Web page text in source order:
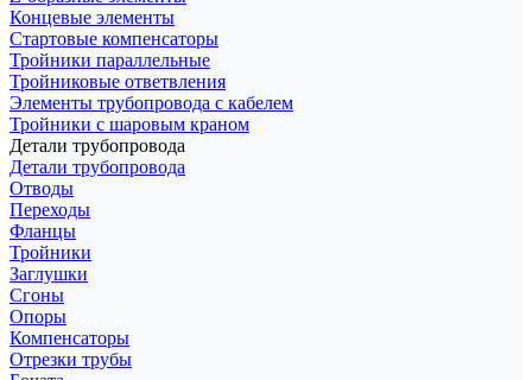
Концевые элементы
Стартовые компенсаторы
Тройники параллельные
Тройниковые ответвления
Элементы трубопровода с кабелем
Тройники с шаровым краном
Детали трубопровода
Детали трубопровода
Отводы
Переходы
Фланцы
Тройники
Заглушки
Сгоны
Опоры
Компенсаторы
Отрезки трубы